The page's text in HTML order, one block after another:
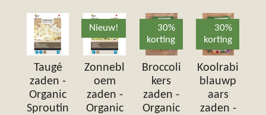
Taugé
zaden -
Organic
Sproutin
Nieuw!
Zonnebl
oem
zaden -
Organic
30%
korting
Broccoli
kers
zaden -
Organic
30%
korting
Koolrabi
blauwp
aars
zaden -